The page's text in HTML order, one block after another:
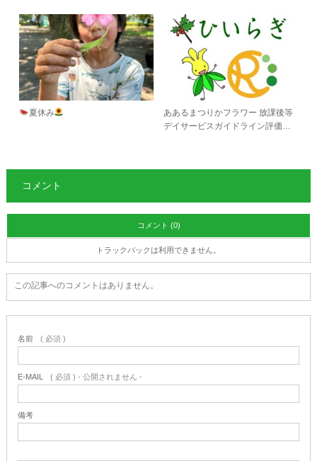
夏休み
ああるまつりかフラワー 放課後等
デイサービスガイドライン評価…
コメント
コメント (0)
トラックバックは利用できません。
この記事へのコメントはありません。
名前 ( 必須 )
E-MAIL ( 必須 ) - 公開されません -
備考